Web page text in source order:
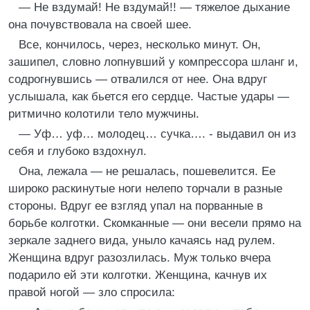
— Не вздумай! Не вздумай!! — тяжелое дыхание
она почувствовала на своей шее.
Все, кончилось, через, несколько минут. Он,
зашипел, словно лопнувший у компрессора шланг и,
содрогнувшись — отвалился от нее. Она вдруг
услышала, как бьется его сердце. Частые удары —
ритмично колотили тело мужчины.
— Уф… уф… молодец… сучка…. - выдавил он из
себя и глубоко вздохнул.
Она, лежала — не решалась, пошевелится. Ее
широко раскинутые ноги нелепо торчали в разные
стороны. Вдруг ее взгляд упал на порванные в
борьбе колготки. Скомканные — они весели прямо на
зеркале заднего вида, уныло качаясь над рулем.
Женщина вдруг разозлилась. Муж только вчера
подарило ей эти колготки. Женщина, качнув их
правой ногой — зло спросила: